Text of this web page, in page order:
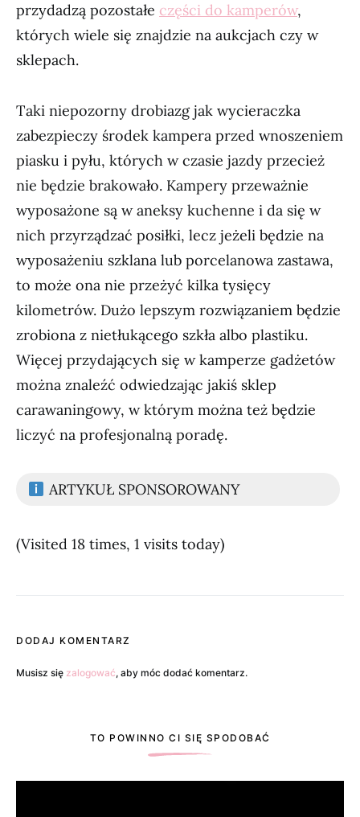
przydadzą pozostałe części do kamperów,
których wiele się znajdzie na aukcjach czy w
sklepach.
Taki niepozorny drobiazg jak wycieraczka
zabezpieczy środek kampera przed wnoszeniem
piasku i pyłu, których w czasie jazdy przecież
nie będzie brakowało. Kampery przeważnie
wyposażone są w aneksy kuchenne i da się w
nich przyrządzać posiłki, lecz jeżeli będzie na
wyposażeniu szklana lub porcelanowa zastawa,
to może ona nie przeżyć kilka tysięcy
kilometrów. Dużo lepszym rozwiązaniem będzie
zrobiona z nietłukącego szkła albo plastiku.
Więcej przydających się w kamperze gadżetów
można znaleźć odwiedzając jakiś sklep
carawaningowy, w którym można też będzie
liczyć na profesjonalną poradę.
ARTYKUŁ SPONSOROWANY
(Visited 18 times, 1 visits today)
DODAJ KOMENTARZ
Musisz się zalogować, aby móc dodać komentarz.
TO POWINNO CI SIĘ SPODOBAĆ